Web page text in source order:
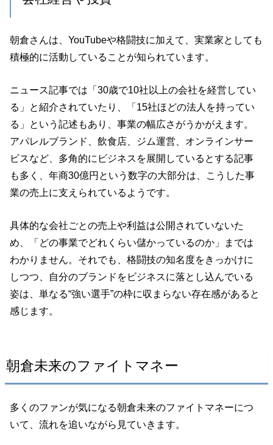
朝倉さんは、YouTubeや格闘技に加えて、実業家としても
積極的に活動していることが知られています。
ニュース記事では「30歳で10社以上の会社を経営してい
る」と紹介されていたり、「15社ほどの法人を持ってい
る」という記述もあり、事業の幅広さがうかがえます。
アパレルブランド、飲食店、ジム運営、オンラインサー
ビスなど、多角的にビジネスを展開しているとする記事
も多く、年商30億円という数字の大部分は、こうした事
業の売上に支えられているようです。
具体的な会社ごとの売上や利益は公開されていないた
め、「どの事業でどれくらい儲かっているのか」までは
わかりません。それでも、格闘技の知名度をきっかけに
しつつ、自分のブランドをビジネスに落とし込んでいる
姿は、単なる“強い選手”の枠に収まらない存在感があると
感じます。
朝倉未来のファイトマネー
多くのファンが気になる朝倉未来のファイトマネーにつ
いて、流れを追いながら見ていきます。